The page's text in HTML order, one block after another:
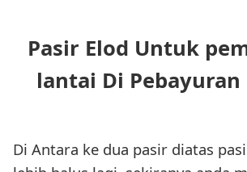
Pasir Elod Untuk
lantai Di Pebayuran
Di Antara ke dua pasir diatas